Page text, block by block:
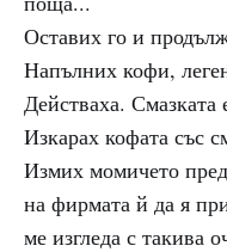
Оставих го и
Напълних кофи,
Действаха. Смазката
Изкарах кофата със
Измих момичето
на фирмата й да я
ме изгледа с такива